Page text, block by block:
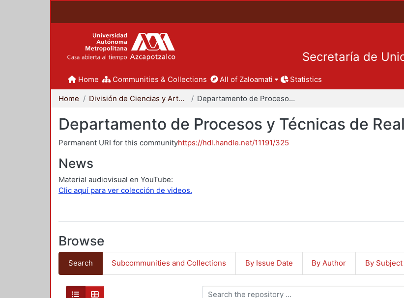
Secretaría de
Home Communities & Collections All of Zaloamati Statistics
Home División de Ciencias y Artes para el Diseño Departamento de Procesos y Técnicas de Realización
Departamento de Procesos y Técnicas de
Permanent URI for this communityhttps://hdl.handle.net/11191/325
News
Material audiovisual en YouTube:
Clic aquí para ver colección de videos.
Browse
Search Subcommunities and Collections By Issue Date By Author By Subject